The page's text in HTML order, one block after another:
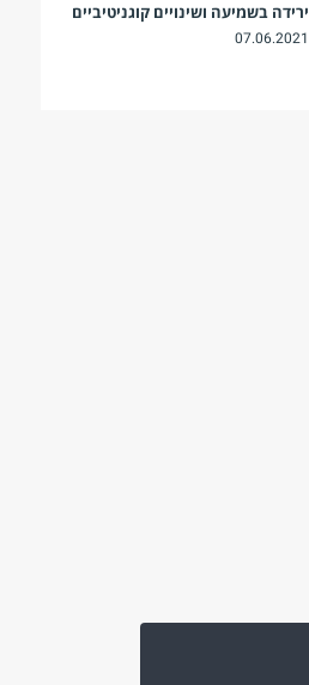
ירידה בשמיעה ושינויים קוגניטיביים
07.06.2021